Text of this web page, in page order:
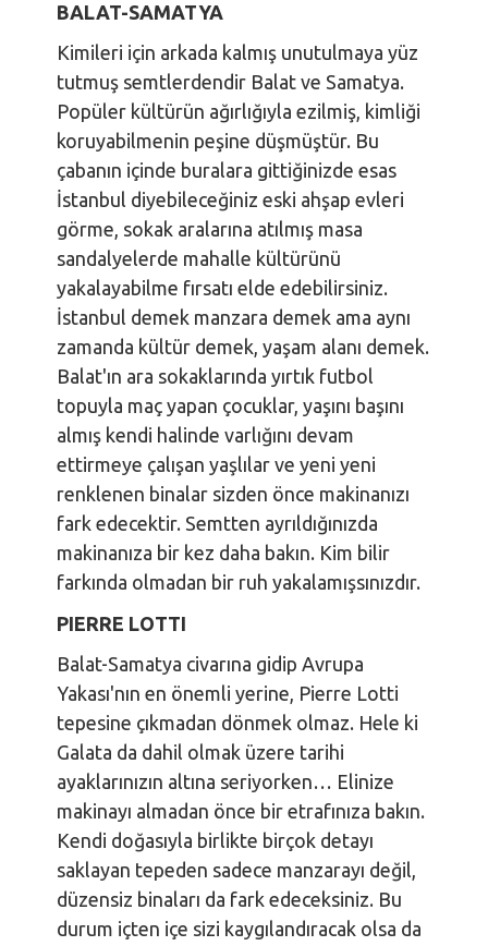
BALAT-SAMATYA
Kimileri için arkada kalmış unutulmaya yüz
tutmuş semtlerdendir Balat ve Samatya.
Popüler kültürün ağırlığıyla ezilmiş, kimliği
koruyabilmenin peşine düşmüştür. Bu
çabanın içinde buralara gittiğinizde esas
İstanbul diyebileceğiniz eski ahşap evleri
görme, sokak aralarına atılmış masa
sandalyelerde mahalle kültürünü
yakalayabilme fırsatı elde edebilirsiniz.
İstanbul demek manzara demek ama aynı
zamanda kültür demek, yaşam alanı demek.
Balat'ın ara sokaklarında yırtık futbol
topuyla maç yapan çocuklar, yaşını başını
almış kendi halinde varlığını devam
ettirmeye çalışan yaşlılar ve yeni yeni
renklenen binalar sizden önce makinanızı
fark edecektir. Semtten ayrıldığınızda
makinanıza bir kez daha bakın. Kim bilir
farkında olmadan bir ruh yakalamışsınızdır.
PIERRE LOTTI
Balat-Samatya civarına gidip Avrupa
Yakası'nın en önemli yerine, Pierre Lotti
tepesine çıkmadan dönmek olmaz. Hele ki
Galata da dahil olmak üzere tarihi
ayaklarınızın altına seriyorken… Elinize
makinayı almadan önce bir etrafınıza bakın.
Kendi doğasıyla birlikte birçok detayı
saklayan tepeden sadece manzarayı değil,
düzensiz binaları da fark edeceksiniz. Bu
durum içten içe sizi kaygılandıracak olsa da